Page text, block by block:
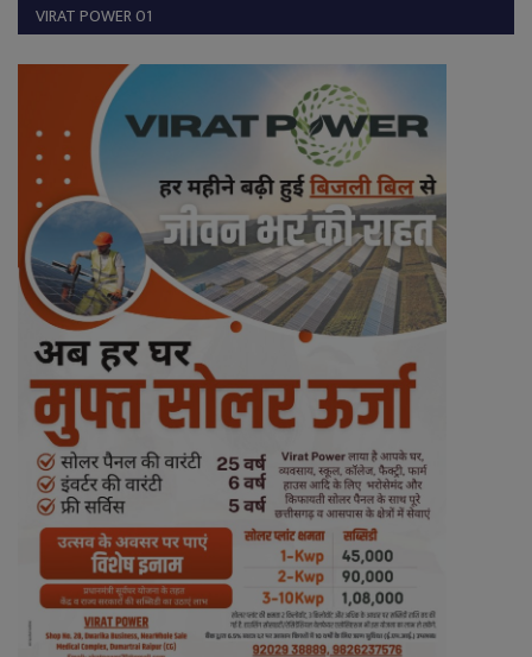
VIRAT POWER 01